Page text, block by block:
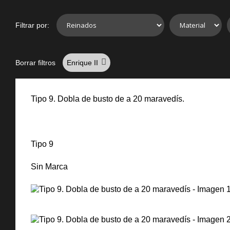
Filtrar por:
Borrar filtros Enrique II
Tipo 9. Dobla de busto de a 20 maravedís.
Tipo 9
Sin Marca